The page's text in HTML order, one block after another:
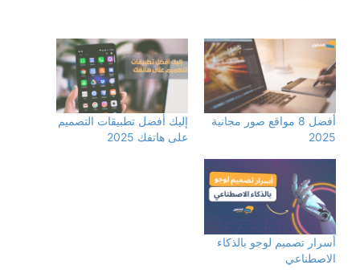
أفضل 8 مواقع صور مجانية
2025
إليك أفضل تطبيقات التصميم
على هاتفك 2025
أسرار تصميم لوجو بالذكاء
الاصطناعي